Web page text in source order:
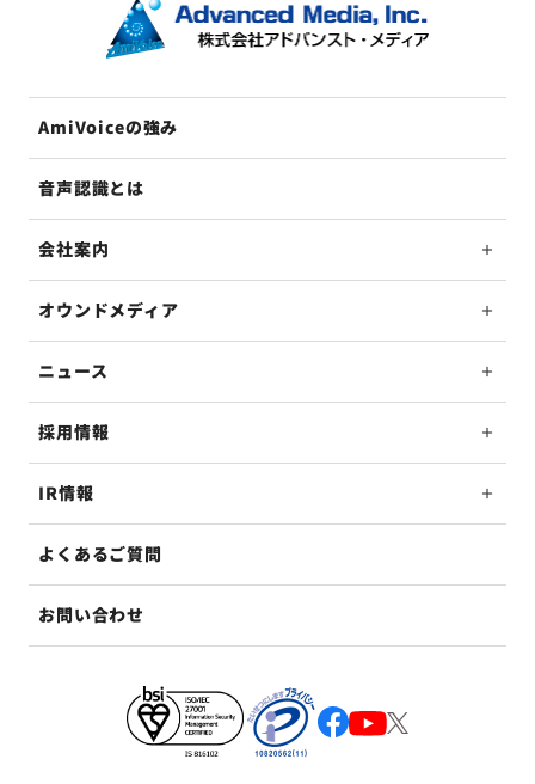
AmiVoiceの強み
音声認識とは
会社案内
オウンドメディア
ニュース
採用情報
IR情報
よくあるご質問
お問い合わせ